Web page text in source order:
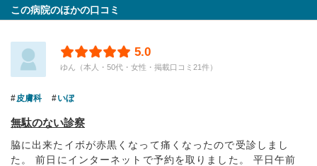
この病院のほかの口コミ
5.0
ゆん（本人・50代・女性・掲載口コミ21件）
皮膚科 いぼ
無駄のない診察
脇に出来たイボが赤黒くなって痛くなったので受診しまし
た。 前日にインターネットで予約を取りました。 平日午前